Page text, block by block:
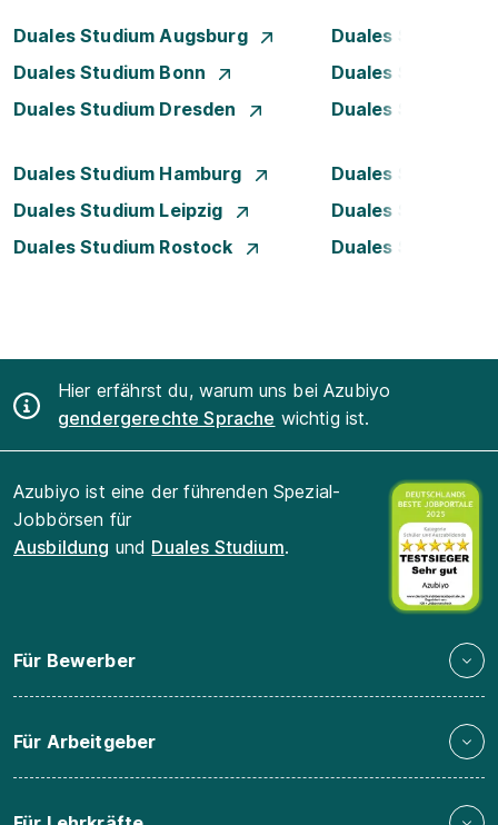
Duales Studium Augsburg
Duales Studium
Duales Studium Bonn
Duales Studium
Duales Studium Dresden
Duales Studium
Duales Studium Hamburg
Duales Studium
Duales Studium Leipzig
Duales Studium
Duales Studium Rostock
Duales Studium
Hier erfährst du, warum uns bei Azubiyo
gendergerechte Sprache wichtig ist.
Azubiyo ist eine der führenden Spezial-
Jobbörsen für
Ausbildung und Duales Studium.
Für Bewerber
Für Arbeitgeber